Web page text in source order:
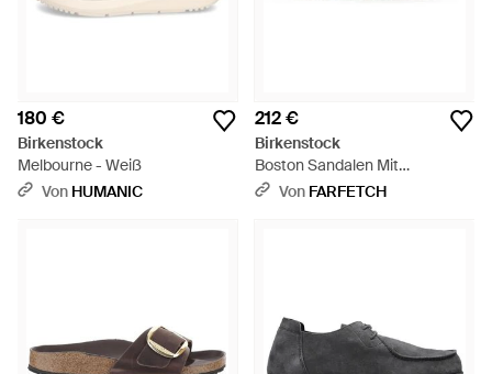
180 €
Birkenstock
Melbourne - Weiß
Von HUMANIC
212 €
Birkenstock
Boston Sandalen Mit
Schnallenverschluss - Braun
Von FARFETCH